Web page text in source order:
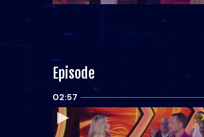
Episode
02:57